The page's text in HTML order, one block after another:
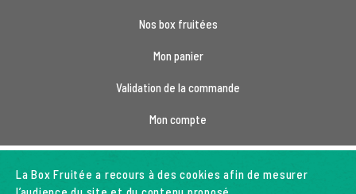
La Box Fruitée a recours à des cookies afin de mesurer
Nos box fruitées
Mon panier
Validation de la commande
Mon compte